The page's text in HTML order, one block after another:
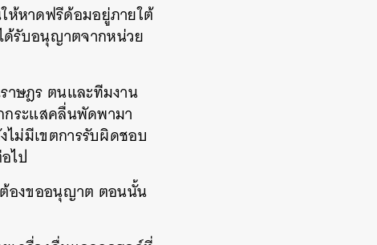
ห้หาดฟรีด้อมอยู่ภายใต้
ด้รับอนุญาตจากหน่วย
าษฎร ตนและทีมงาน
กระแสคลื่นพัดพามา
ม่มีเขตการรับผิดชอบ
ไป
ต้องขออนุญาต ตอนนั้น